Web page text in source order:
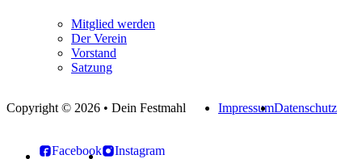
Mitglied werden
Der Verein
Vorstand
Satzung
Copyright © 2026 • Dein Festmahl ImpressumDatenschutz
Facebook Instagram